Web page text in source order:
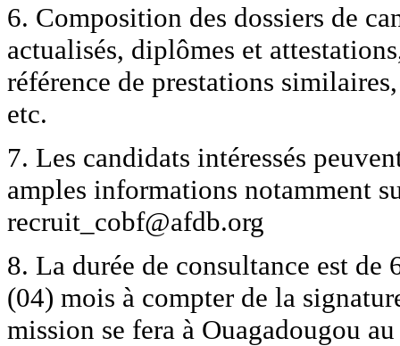
6. Composition des dossiers de
actualisés, diplômes et
référence de prestations
etc.
7. Les candidats intéressés
amples informations notamment
recruit_cobf@afdb.org
8. La durée de consultance est
(04) mois à compter de la
mission se fera à Ouagadougou